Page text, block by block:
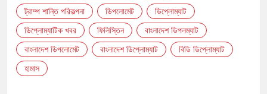
ট্রাম্প শান্তি পরিকল্পনা ডিপলোমেট ডিপ্লোম্যাট
ডিপ্লোম্যাটিক খবর ফিলিস্তিন বাংলাদেশ ডিপলম্যাট
বাংলাদেশ ডিপলোমেট বাংলাদেশ ডিপ্লোম্যাট বিডি ডিপ্লোম্যাট
হামাস